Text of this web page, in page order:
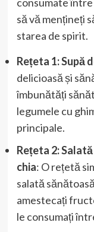
să vă mențineți
starea de spirit.
Rețeta 1: Supă
delicioasă și
îmbunătăți
legumele cu
principale.
Rețeta 2:
chia: O rețetă
salată
amestecați
le consumați